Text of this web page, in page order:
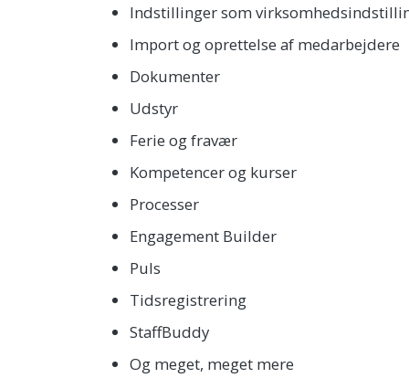
Indstillinger som
Import og oprettelse af medarbejdere
Dokumenter
Udstyr
Ferie og fravær
Kompetencer og kurser
Processer
Engagement Builder
Puls
Tidsregistrering
StaffBuddy
Og meget, meget mere